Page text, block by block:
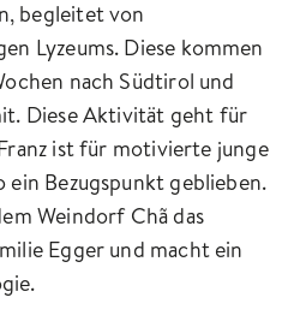
begleitet von
Lyzeums. Diese kommen
nach Südtirol und
Diese Aktivität geht für
ist für motivierte junge
ein Bezugspunkt geblieben.
Weindorf Chã das
Egger und macht ein